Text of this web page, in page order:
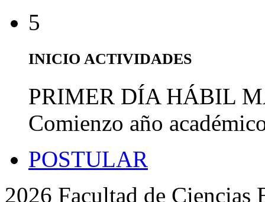
5
INICIO ACTIVIDADES
PRIMER DÍA HÁBIL
Comienzo año
POSTULAR
2026 Facultad de